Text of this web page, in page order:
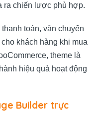
ra chiến lược phù hợp.
toán, vận chuyển
khách hàng khi mua
theme là
hiệu quả hoạt động
Builder trực